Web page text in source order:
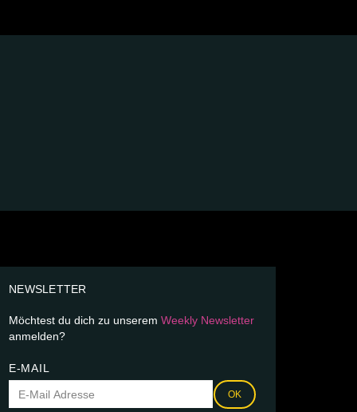
NEWSLETTER
Möchtest du dich zu unserem Weekly Newsletter
anmelden?
E-MAIL
OK